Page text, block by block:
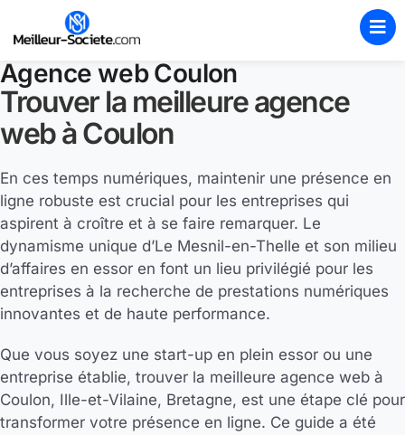
Agence web Coulon
Trouver la meilleure agence
web à Coulon
En ces temps numériques, maintenir une présence en
ligne robuste est crucial pour les entreprises qui
aspirent à croître et à se faire remarquer. Le
dynamisme unique d’Le Mesnil-en-Thelle et son milieu
d’affaires en essor en font un lieu privilégié pour les
entreprises à la recherche de prestations numériques
innovantes et de haute performance.
Que vous soyez une start-up en plein essor ou une
entreprise établie, trouver la meilleure agence web à
Coulon, Ille-et-Vilaine, Bretagne, est une étape clé pour
transformer votre présence en ligne. Ce guide a été